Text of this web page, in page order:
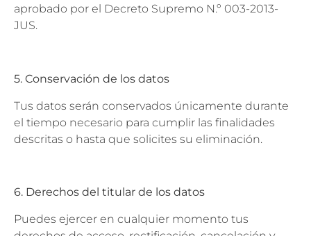
aprobado por el Decreto Supremo N.º 003-2013-
JUS.
5. Conservación de los datos
Tus datos serán conservados únicamente durante
el tiempo necesario para cumplir las finalidades
descritas o hasta que solicites su eliminación.
6. Derechos del titular de los datos
Puedes ejercer en cualquier momento tus